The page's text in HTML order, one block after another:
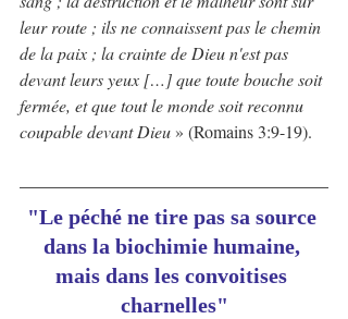
leur route ; ils ne connaissent pas le chemin
de la paix ; la crainte de Dieu n'est pas
devant leurs yeux […] que toute bouche soit
fermée, et que tout le monde soit reconnu
coupable devant Dieu » (Romains 3:9-19).
"Le péché ne tire pas sa source
dans la biochimie humaine,
mais dans les convoitises
charnelles"